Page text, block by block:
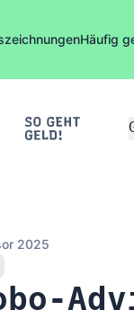
Häufig
2025